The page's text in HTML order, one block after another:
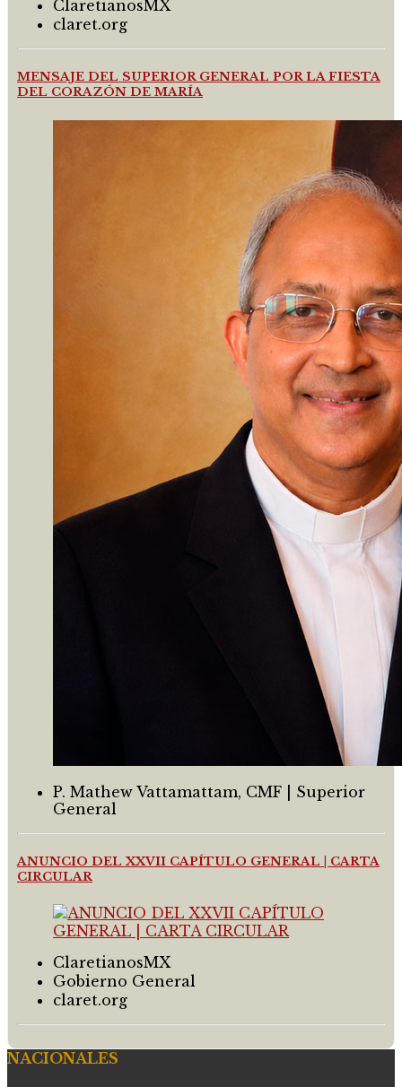
ClaretianosMX
claret.org
MENSAJE DEL SUPERIOR GENERAL POR LA FIESTA
DEL CORAZÓN DE MARÍA
P. Mathew Vattamattam, CMF | Superior
General
ANUNCIO DEL XXVII CAPÍTULO GENERAL | CARTA
CIRCULAR
ClaretianosMX
Gobierno General
claret.org
NACIONALES